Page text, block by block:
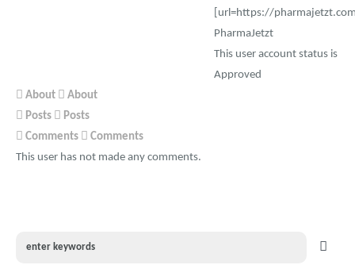
[url=https://
PharmaJetzt
This user account status is
Approved
About
About
Posts
Posts
Comments
Comments
This user has not made any comments.